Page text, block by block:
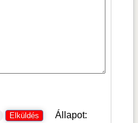
Állapot: